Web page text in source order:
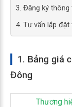
3. Đăng ký
4. Tư vấn lắp
1. Bảng giá
Đông
Thương